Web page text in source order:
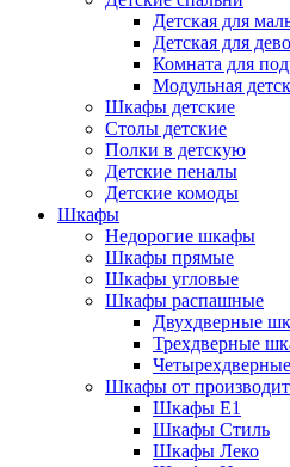
Детская для
Детская для
Комната для
Модульная
Шкафы детские
Столы детские
Полки в детскую
Детские пеналы
Детские комоды
Шкафы
Недорогие шкафы
Шкафы прямые
Шкафы угловые
Шкафы распашные
Двухдверные
Трехдверные
Шкафы от
Шкафы E1
Шкафы Стиль
Шкафы Леко